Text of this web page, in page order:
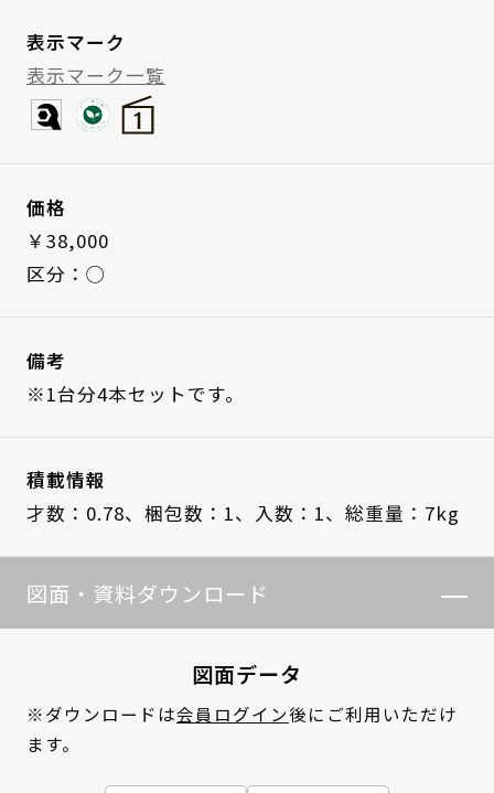
表示マーク
表示マーク一覧
価格
￥38,000
区分：◯
備考
※1台分4本セットです。
積載情報
才数：0.78、 梱包数：1、 入数：1、 総重量：7kg
図面・資料ダウンロード
図面データ
※ダウンロードは会員ログイン後にご利用いただけ
ます。